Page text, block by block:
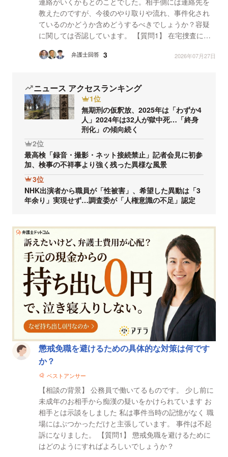
教えたのですが、今後のやり取りや流れ、事件化され
ているのかどうか含めどうするべきでしょうか？容疑
に関しては否認しています。 【質問1】 在宅捜査にな
か？...
弁護士回答 3 2026年07月27日
ニュース アクセスランキング
1位
無期刑の仮釈放、2025年は「わずか4
人」2024年は32人が獄中死…「終身
刑化」の傾向続く
2位
最高検「録音・撮影・ネット接続禁止」記者会見に初参
加、検事の不祥事より強く残った異様な風景
3位
NHK出演者から職員が「性被害」、希望した異動は「3
年余り」実現せず…調査委が「人権意識の不足」認定
懲戒免職を避けるための具体的な対策は何です
か？
ベストアンサー
【相談の背景】 公務員で働いてるものです。 少し前に
未成年のお相手から痴漢の疑いをかけられています お
相手とは示談をしました 私は事件当時の記憶がなく 職
場にはぶつかっただけと主張しています。 事件は不起
訴になりました。 【質問1】 懲戒免職を避けるために
はどのようにすればよろしいでしょうか？